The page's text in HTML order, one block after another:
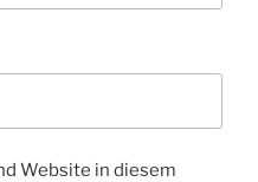
Website in diesem